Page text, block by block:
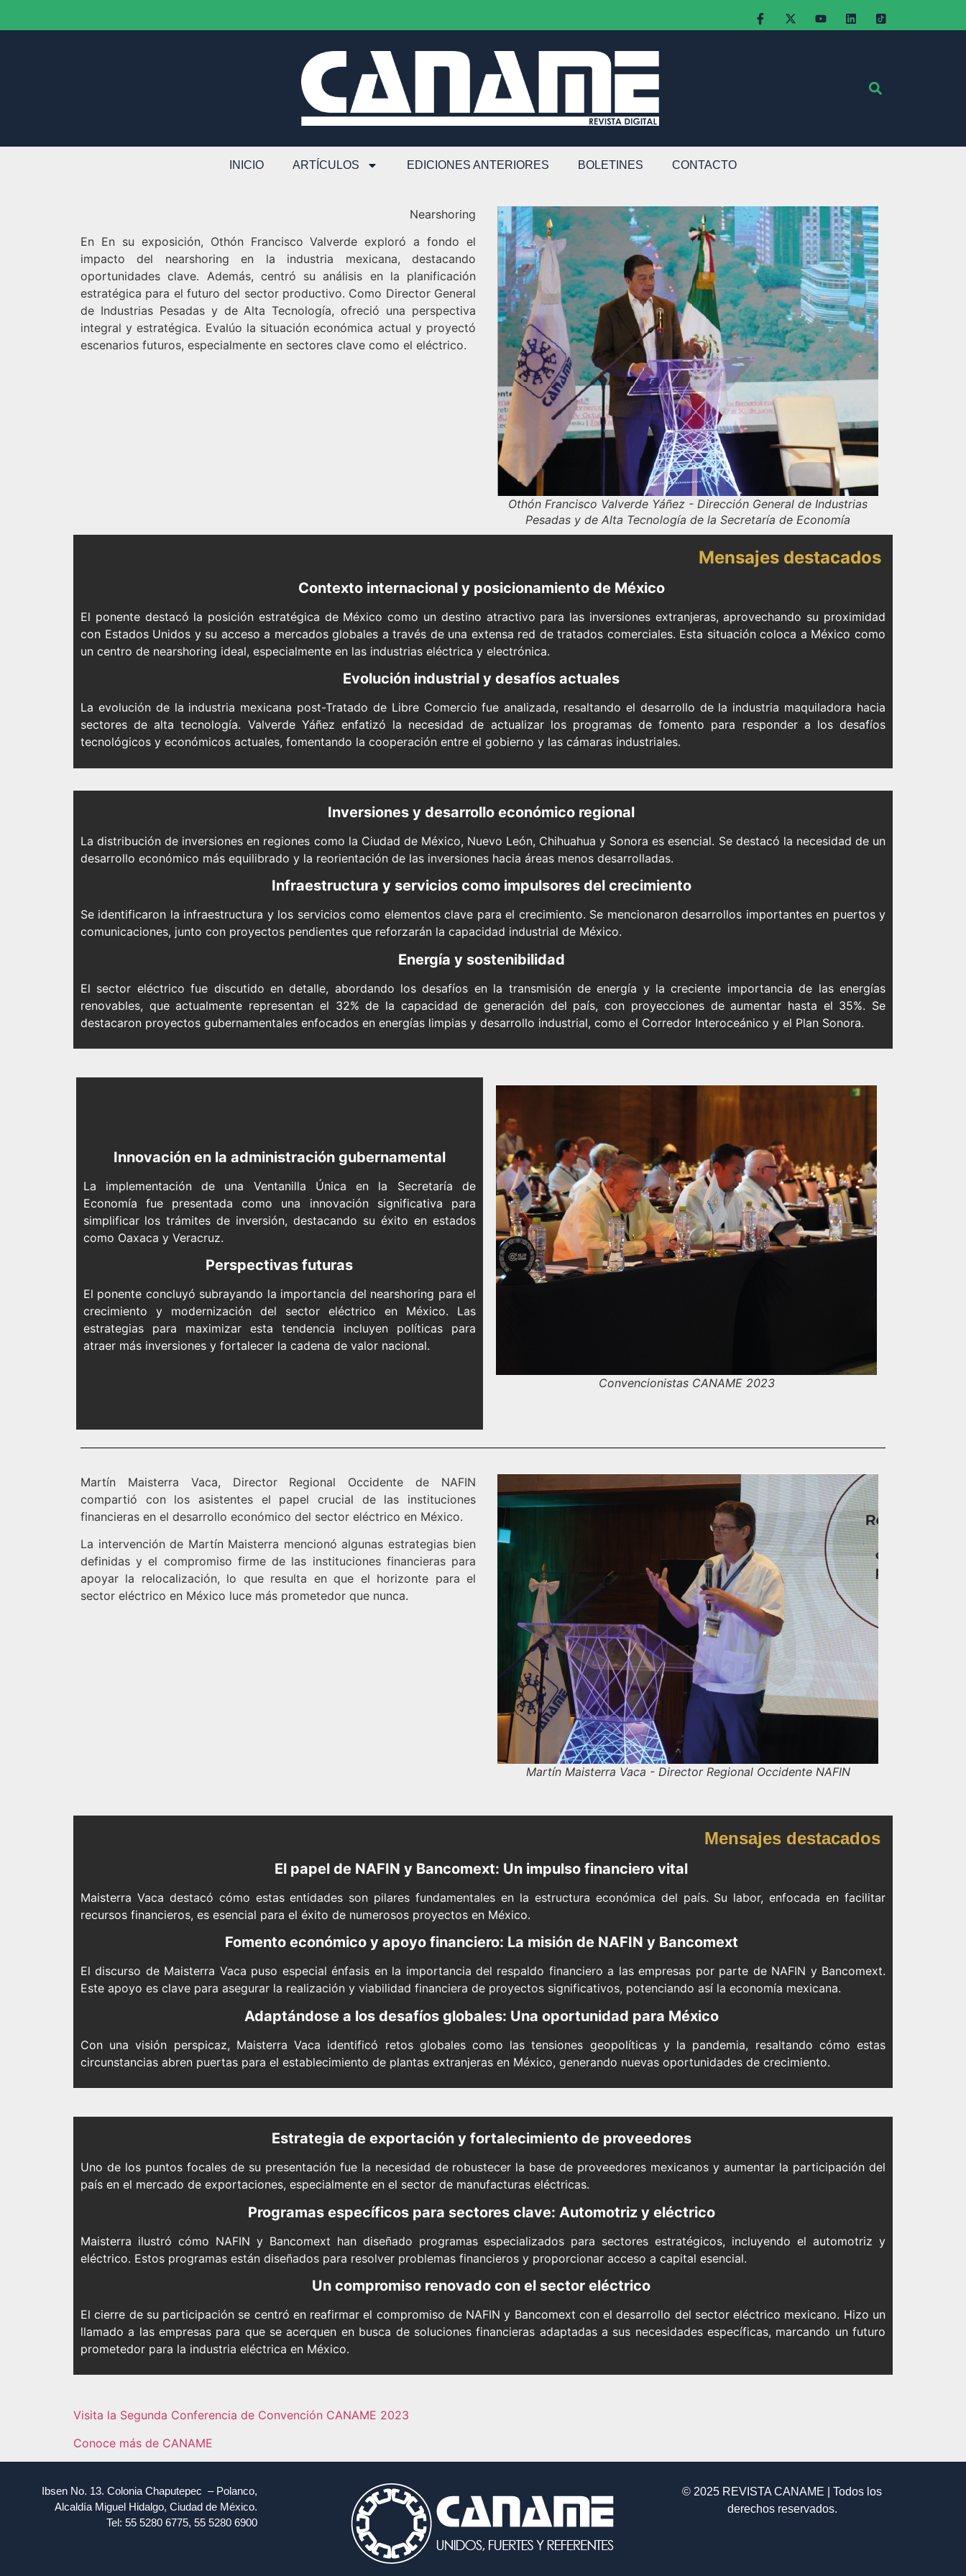
INICIO ARTÍCULOS EDICIONES ANTERIORES BOLETINES CONTACTO
Nearshoring
En En su exposición, Othón Francisco Valverde exploró a fondo el
impacto del nearshoring en la industria mexicana, destacando
oportunidades clave. Además, centró su análisis en la planificación
estratégica para el futuro del sector productivo. Como Director General
de Industrias Pesadas y de Alta Tecnología, ofreció una perspectiva
integral y estratégica. Evalúo la situación económica actual y proyectó
escenarios futuros, especialmente en sectores clave como el eléctrico.
Othón Francisco Valverde Yáñez - Dirección General de Industrias
Pesadas y de Alta Tecnología de la Secretaría de Economía
Mensajes destacados
Contexto internacional y posicionamiento de México
El ponente destacó la posición estratégica de México como un destino atractivo para las inversiones extranjeras, aprovechando su proximidad
con Estados Unidos y su acceso a mercados globales a través de una extensa red de tratados comerciales. Esta situación coloca a México como
un centro de nearshoring ideal, especialmente en las industrias eléctrica y electrónica.
Evolución industrial y desafíos actuales
La evolución de la industria mexicana post-Tratado de Libre Comercio fue analizada, resaltando el desarrollo de la industria maquiladora hacia
sectores de alta tecnología. Valverde Yáñez enfatizó la necesidad de actualizar los programas de fomento para responder a los desafíos
tecnológicos y económicos actuales, fomentando la cooperación entre el gobierno y las cámaras industriales.
Inversiones y desarrollo económico regional
La distribución de inversiones en regiones como la Ciudad de México, Nuevo León, Chihuahua y Sonora es esencial. Se destacó la necesidad de un
desarrollo económico más equilibrado y la reorientación de las inversiones hacia áreas menos desarrolladas.
Infraestructura y servicios como impulsores del crecimiento
Se identificaron la infraestructura y los servicios como elementos clave para el crecimiento. Se mencionaron desarrollos importantes en puertos y
comunicaciones, junto con proyectos pendientes que reforzarán la capacidad industrial de México.
Energía y sostenibilidad
El sector eléctrico fue discutido en detalle, abordando los desafíos en la transmisión de energía y la creciente importancia de las energías
renovables, que actualmente representan el 32% de la capacidad de generación del país, con proyecciones de aumentar hasta el 35%. Se
destacaron proyectos gubernamentales enfocados en energías limpias y desarrollo industrial, como el Corredor Interoceánico y el Plan Sonora.
Innovación en la administración gubernamental
La implementación de una Ventanilla Única en la Secretaría de
Economía fue presentada como una innovación significativa para
simplificar los trámites de inversión, destacando su éxito en estados
como Oaxaca y Veracruz.
Perspectivas futuras
El ponente concluyó subrayando la importancia del nearshoring para el
crecimiento y modernización del sector eléctrico en México. Las
estrategias para maximizar esta tendencia incluyen políticas para
atraer más inversiones y fortalecer la cadena de valor nacional.
Convencionistas CANAME 2023
Martín Maisterra Vaca, Director Regional Occidente de NAFIN
compartió con los asistentes el papel crucial de las instituciones
financieras en el desarrollo económico del sector eléctrico en México.
La intervención de Martín Maisterra mencionó algunas estrategias bien
definidas y el compromiso firme de las instituciones financieras para
apoyar la relocalización, lo que resulta en que el horizonte para el
sector eléctrico en México luce más prometedor que nunca.
Martín Maisterra Vaca - Director Regional Occidente NAFIN
Mensajes destacados
El papel de NAFIN y Bancomext: Un impulso financiero vital
Maisterra Vaca destacó cómo estas entidades son pilares fundamentales en la estructura económica del país. Su labor, enfocada en facilitar
recursos financieros, es esencial para el éxito de numerosos proyectos en México.
Fomento económico y apoyo financiero: La misión de NAFIN y Bancomext
El discurso de Maisterra Vaca puso especial énfasis en la importancia del respaldo financiero a las empresas por parte de NAFIN y Bancomext.
Este apoyo es clave para asegurar la realización y viabilidad financiera de proyectos significativos, potenciando así la economía mexicana.
Adaptándose a los desafíos globales: Una oportunidad para México
Con una visión perspicaz, Maisterra Vaca identificó retos globales como las tensiones geopolíticas y la pandemia, resaltando cómo estas
circunstancias abren puertas para el establecimiento de plantas extranjeras en México, generando nuevas oportunidades de crecimiento.
Estrategia de exportación y fortalecimiento de proveedores
Uno de los puntos focales de su presentación fue la necesidad de robustecer la base de proveedores mexicanos y aumentar la participación del
país en el mercado de exportaciones, especialmente en el sector de manufacturas eléctricas.
Programas específicos para sectores clave: Automotriz y eléctrico
Maisterra ilustró cómo NAFIN y Bancomext han diseñado programas especializados para sectores estratégicos, incluyendo el automotriz y
eléctrico. Estos programas están diseñados para resolver problemas financieros y proporcionar acceso a capital esencial.
Un compromiso renovado con el sector eléctrico
El cierre de su participación se centró en reafirmar el compromiso de NAFIN y Bancomext con el desarrollo del sector eléctrico mexicano. Hizo un
llamado a las empresas para que se acerquen en busca de soluciones financieras adaptadas a sus necesidades específicas, marcando un futuro
prometedor para la industria eléctrica en México.
Visita la Segunda Conferencia de Convención CANAME 2023
Conoce más de CANAME
Ibsen No. 13. Colonia Chaputepec – Polanco,
Alcaldía Miguel Hidalgo, Ciudad de México.
Tel: 55 5280 6775, 55 5280 6900
© 2025 REVISTA CANAME | Todos los
derechos reservados.